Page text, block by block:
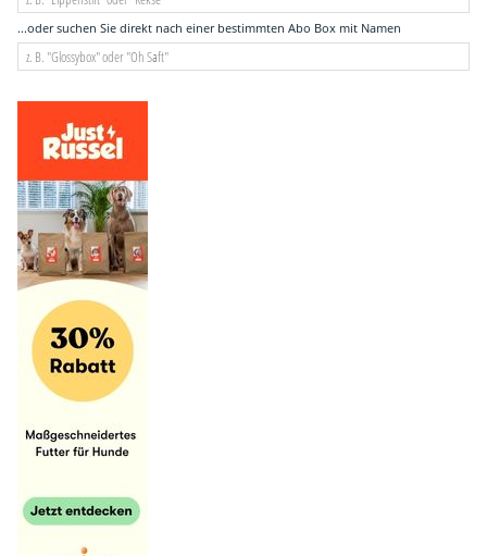
...oder suchen Sie direkt nach einer bestimmten Abo Box mit Namen